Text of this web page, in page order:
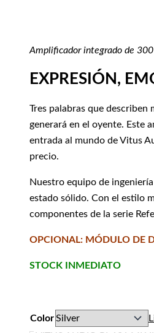
Amplificador integrado de
EXPRESIÓN,
Tres palabras que
generará en el oyente. Este
entrada al mundo de Vitus
precio.
Nuestro equipo de
estado sólido. Con el estilo
componentes de la serie
OPCIONAL: MÓDULO DE
STOCK INMEDIATO
Color